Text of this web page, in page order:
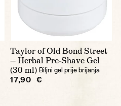
Taylor of Old Bond Street
— Herbal Pre-Shave Gel
(30 ml) Biljni gel prije brijanja
17,90 €